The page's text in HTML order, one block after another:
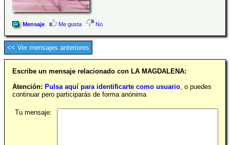
Mensaje Me gusta No
<< Ver mensajes anteriores
Escribe un mensaje relacionado con LA MAGDALENA:
Atención: Pulsa aquí para identificarte como usuario, o puedes
continuar pero participarás de forma anónima
Tu mensaje: